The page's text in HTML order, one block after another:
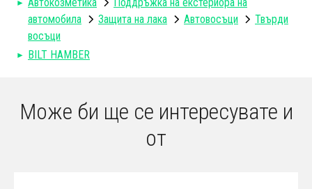
автомобила
Защита на лака Автовосъци
Твърди
восъци
BILT HAMBER
Може би ще се интересувате и
от